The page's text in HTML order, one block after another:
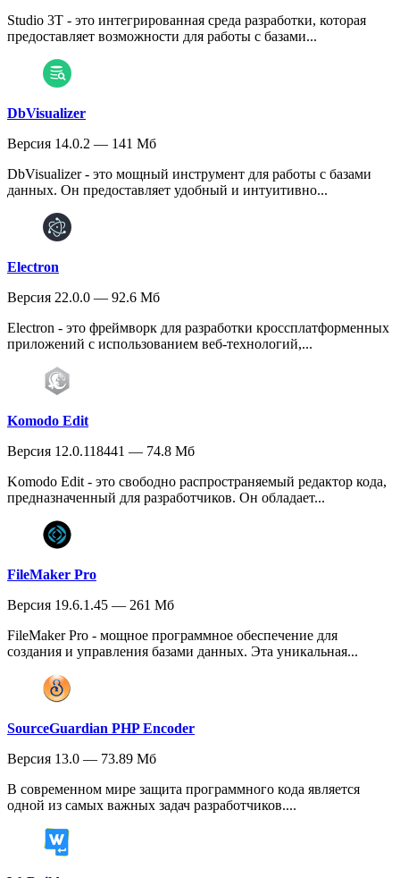
Studio 3T - это интегрированная среда разработки, которая
предоставляет возможности для работы с базами...
DbVisualizer
Версия 14.0.2 — 141 Мб
DbVisualizer - это мощный инструмент для работы с базами
данных. Он предоставляет удобный и интуитивно...
Electron
Версия 22.0.0 — 92.6 Мб
Electron - это фреймворк для разработки кроссплатформенных
приложений с использованием веб-технологий,...
Komodo Edit
Версия 12.0.118441 — 74.8 Мб
Komodo Edit - это свободно распространяемый редактор кода,
предназначенный для разработчиков. Он обладает...
FileMaker Pro
Версия 19.6.1.45 — 261 Мб
FileMaker Pro - мощное программное обеспечение для
создания и управления базами данных. Эта уникальная...
SourceGuardian PHP Encoder
Версия 13.0 — 73.89 Мб
В современном мире защита программного кода является
одной из самых важных задач разработчиков....